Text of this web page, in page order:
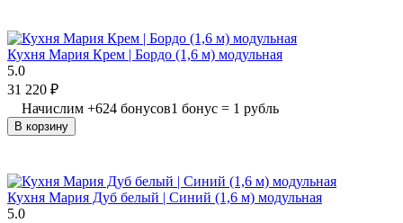
Кухня Мария Крем | Бордо (1,6 м) модульная
5.0
31 220 ₽
Начислим +624 бонусов1 бонус = 1 рубль
В корзину
Кухня Мария Дуб белый | Синий (1,6 м) модульная
5.0